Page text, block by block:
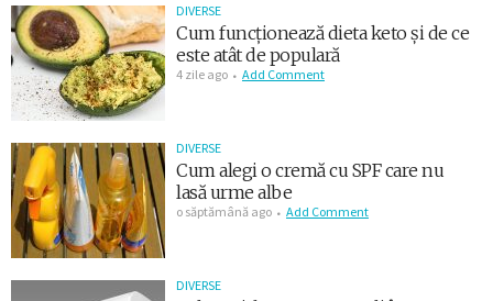
DIVERSE
Cum funcționează dieta keto și de ce
este atât de populară
4 zile ago Add Comment
DIVERSE
Cum alegi o cremă cu SPF care nu
lasă urme albe
o săptămână ago Add Comment
DIVERSE